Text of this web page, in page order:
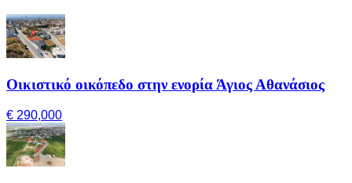
Οικιστικό οικόπεδο στην ενορία Άγιος Αθανάσιος
€ 290,000